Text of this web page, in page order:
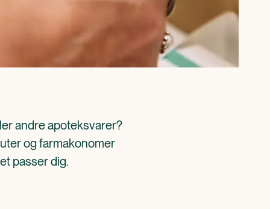
andre apoteksvarer?
og farmakonomer
passer dig.